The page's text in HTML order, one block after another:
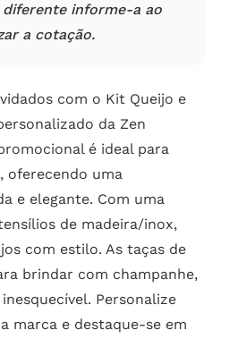
informe-a ao
a cotação.
com o Kit Queijo e
da Zen
é ideal para
oferecendo uma
e elegante. Com uma
de madeira/inox,
com estilo. As taças de
brindar com champanhe,
Personalize
marca e destaque-se em